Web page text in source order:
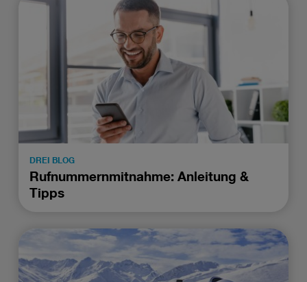
DREI BLOG
Rufnummernmitnahme: Anleitung &
Tipps